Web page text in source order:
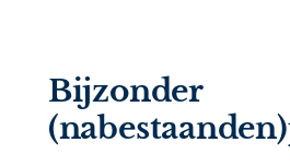
Bijzonder